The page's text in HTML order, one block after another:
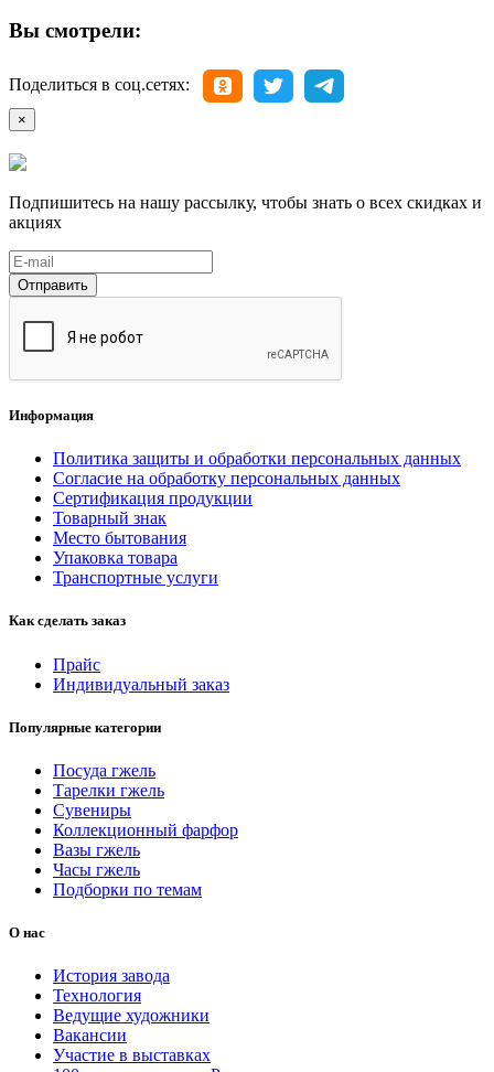
Вы смотрели:
Поделиться в соц.сетях:
×
Подпишитесь на нашу рассылку, чтобы знать о всех скидках и
акциях
Отправить
Информация
Политика защиты и обработки персональных данных
Согласие на обработку персональных данных
Сертификация продукции
Товарный знак
Место бытования
Упаковка товара
Транспортные услуги
Как сделать заказ
Прайс
Индивидуальный заказ
Популярные категории
Посуда гжель
Тарелки гжель
Сувениры
Коллекционный фарфор
Вазы гжель
Часы гжель
Подборки по темам
О нас
История завода
Технология
Ведущие художники
Вакансии
Участие в выставках